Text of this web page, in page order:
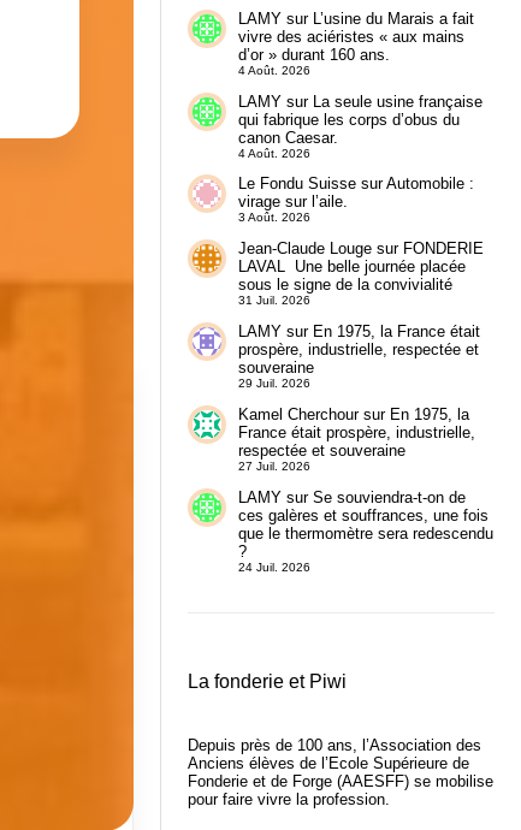
LAMYsur L’usine du Marais a fait
vivre des aciéristes « aux mains
d’or » durant 160 ans.
4 Août. 2026
LAMYsur La seule usine française
qui fabrique les corps d’obus du
canon Caesar.
4 Août. 2026
Le Fondu SuissesurAutomobile :
virage sur l’aile.
3 Août. 2026
Jean-Claude Lougesur FONDERIE
LAVAL Une belle journée placée
sous le signe de la convivialité
31 Juil. 2026
LAMYsur En 1975, la France était
prospère, industrielle, respectée et
souveraine
29 Juil. 2026
Kamel Cherchoursur En 1975, la
France était prospère, industrielle,
respectée et souveraine
27 Juil. 2026
LAMYsur Se souviendra-t-on de
ces galères et souffrances, une fois
que le thermomètre sera redescendu
?
24 Juil. 2026
La fonderie et Piwi
Depuis près de 100 ans, l’Association des
Anciens élèves de l’Ecole Supérieure de
Fonderie et de Forge (AAESFF) se mobilise
pour faire vivre la profession.